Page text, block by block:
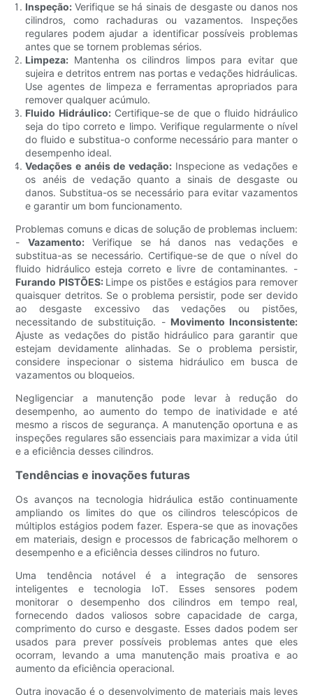
Inspeção:Verifique se há sinais de desgaste ou danos nos
cilindros, como rachaduras ou vazamentos. Inspeções
regulares podem ajudar a identificar possíveis problemas
antes que se tornem problemas sérios.
Limpeza: Mantenha os cilindros limpos para evitar que
sujeira e detritos entrem nas portas e vedações hidráulicas.
Use agentes de limpeza e ferramentas apropriados para
remover qualquer acúmulo.
Fluido Hidráulico: Certifique-se de que o fluido hidráulico
seja do tipo correto e limpo. Verifique regularmente o nível
do fluido e substitua-o conforme necessário para manter o
desempenho ideal.
Vedações e anéis de vedação: Inspecione as vedações e
os anéis de vedação quanto a sinais de desgaste ou
danos. Substitua-os se necessário para evitar vazamentos
e garantir um bom funcionamento.
Problemas comuns e dicas de solução de problemas incluem:
-Vazamento: Verifique se há danos nas vedações e
substitua-as se necessário. Certifique-se de que o nível do
fluido hidráulico esteja correto e livre de contaminantes. -
Furando PISTÕES: Limpe os pistões e estágios para remover
quaisquer detritos. Se o problema persistir, pode ser devido
ao desgaste excessivo das vedações ou pistões,
necessitando de substituição. - Movimento Inconsistente:
Ajuste as vedações do pistão hidráulico para garantir que
estejam devidamente alinhadas. Se o problema persistir,
considere inspecionar o sistema hidráulico em busca de
vazamentos ou bloqueios.
Negligenciar a manutenção pode levar à redução do
desempenho, ao aumento do tempo de inatividade e até
mesmo a riscos de segurança. A manutenção oportuna e as
inspeções regulares são essenciais para maximizar a vida útil
e a eficiência desses cilindros.
Tendências e inovações futuras
Os avanços na tecnologia hidráulica estão continuamente
ampliando os limites do que os cilindros telescópicos de
múltiplos estágios podem fazer. Espera-se que as inovações
em materiais, design e processos de fabricação melhorem o
desempenho e a eficiência desses cilindros no futuro.
Uma tendência notável é a integração de sensores
inteligentes e tecnologia IoT. Esses sensores podem
monitorar o desempenho dos cilindros em tempo real,
fornecendo dados valiosos sobre capacidade de carga,
comprimento do curso e desgaste. Esses dados podem ser
usados ​​para prever possíveis problemas antes que eles
ocorram, levando a uma manutenção mais proativa e ao
aumento da eficiência operacional.
Outra inovação é o desenvolvimento de materiais mais leves